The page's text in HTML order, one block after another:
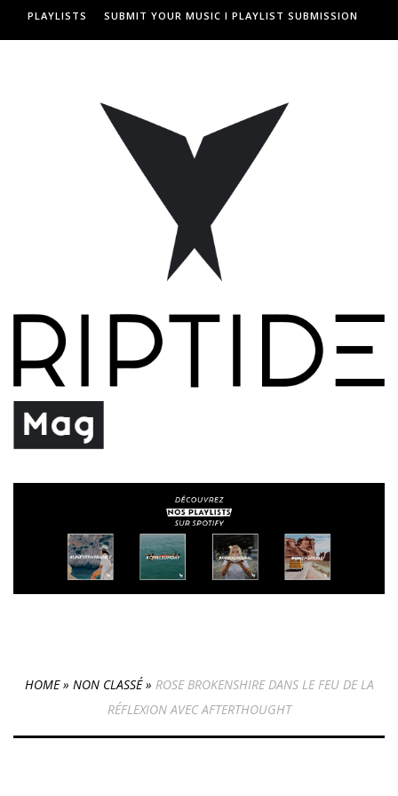
PLAYLISTS SUBMIT YOUR MUSIC I PLAYLIST SUBMISSION
HOME» NON CLASSÉ» ROSE BROKENSHIRE DANS LE FEU DE LA
RÉFLEXION AVEC AFTERTHOUGHT